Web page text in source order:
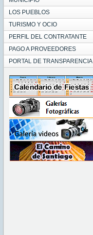
LOS PUEBLOS
TURISMO Y OCIO
PERFIL DEL CONTRATANTE
PAGO A PROVEEDORES
PORTAL DE TRANSPARENCIA